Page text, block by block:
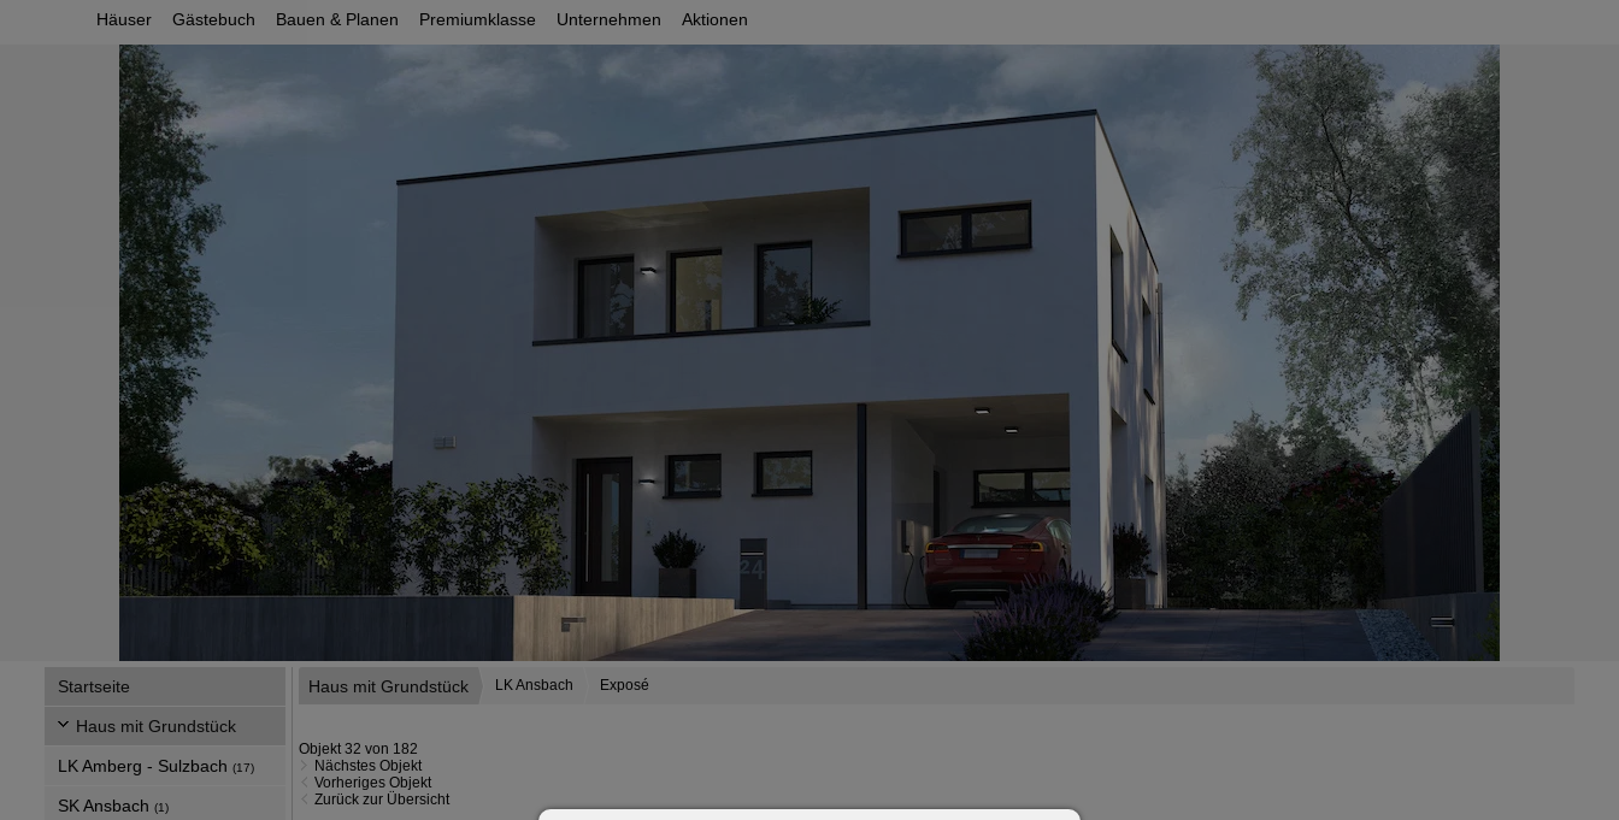
Häuser Gästebuch Bauen & Planen Premiumklasse Unternehmen Aktionen
Startseite
Haus mit Grundstück
LK Amberg - Sulzbach (17)
SK Ansbach (1)
Haus mit Grundstück LK Ansbach Exposé
Objekt 32 von 182
Nächstes Objekt
Vorheriges Objekt
Zurück zur Übersicht